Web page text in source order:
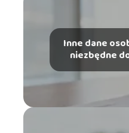
Inne dane
niezbędne